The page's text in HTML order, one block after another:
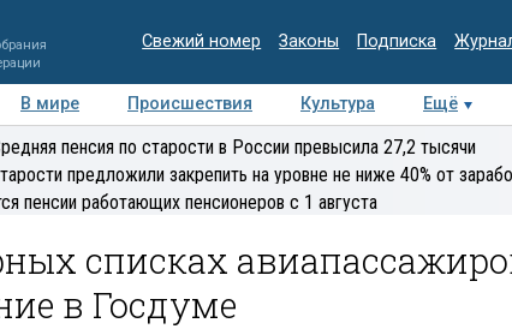
Свежий номер Законы Подписка
В мире Происшествия Культура Ещё
Медиацентр Интервью Колумнисты
пенсия по старости в России превысила 27,2 тысячи
предложили закрепить на уровне не ниже 40% от
пенсии работающих пенсионеров с 1 августа
списках
в Госдуме